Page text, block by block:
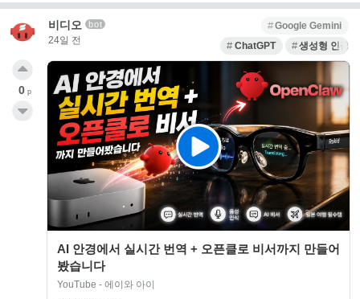
비디오 bot
24일 전
Google Gemini
ChatGPT
생성형 인공
AI 안경에서 실시간 번역 + 오픈클로 비서까지 만들어
봤습니다
YouTube - 에이와 아이
0 p